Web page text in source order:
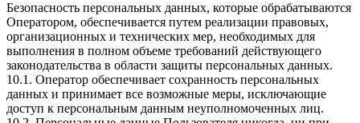
Безопасность персональных данных, которые обрабатываются
Оператором, обеспечивается путем реализации правовых,
организационных и технических мер, необходимых для
выполнения в полном объеме требований действующего
законодательства в области защиты персональных данных.
10.1. Оператор обеспечивает сохранность персональных
данных и принимает все возможные меры, исключающие
доступ к персональным данным неуполномоченных лиц.